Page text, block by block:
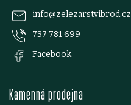
info@zelezarstvibrod.cz
737 781 699
Facebook
Kamenná prodejna